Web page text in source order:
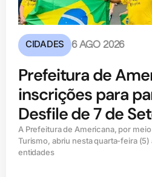
CIDADES 6 AGO 2026
Prefeitura de
inscrições para
Desfile de 7 de
A Prefeitura de Americana, por
Turismo, abriu nesta quarta-feira
entidades